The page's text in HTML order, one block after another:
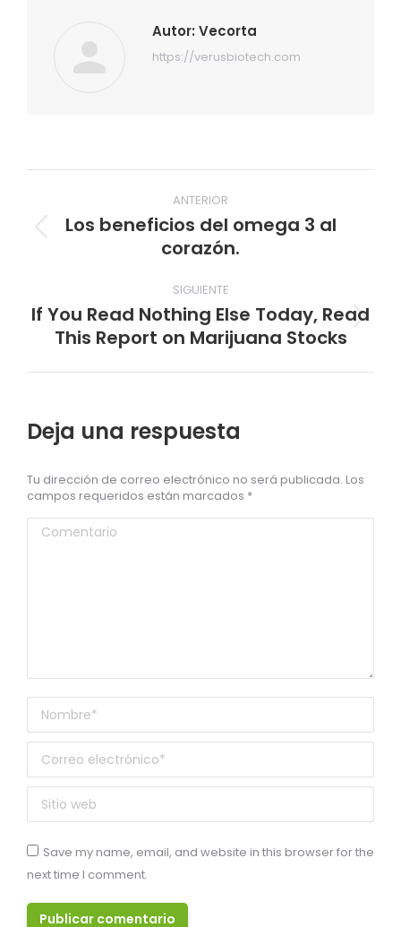
Autor: Vecorta
https://verusbiotech.com
Navegación
entre
publicaciones
ANTERIOR
Publicación
anterior:
Los beneficios del omega 3 al
corazón.
SIGUIENTE
Publicación
siguiente:
If You Read Nothing Else Today, Read
This Report on Marijuana Stocks
Deja una respuesta
Tu dirección de correo electrónico no será publicada. Los
campos requeridos están marcados *
Comentario
Nombre *
Correo electrónico *
Sitio web
Save my name, email, and website in this browser for the
next time I comment.
Publicar comentario